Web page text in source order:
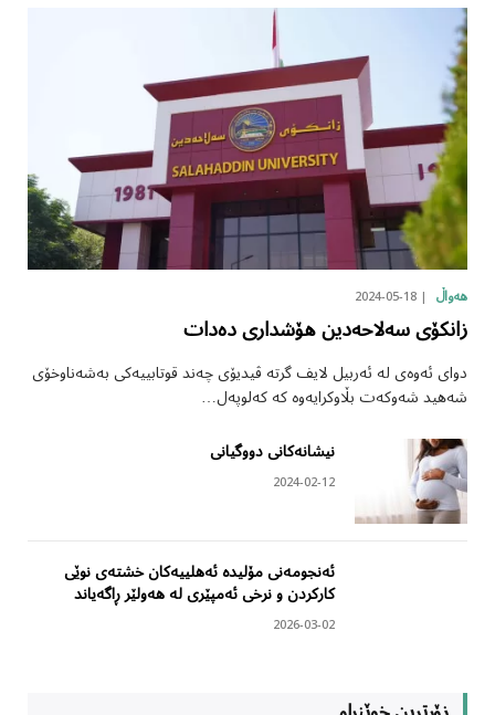
هەواڵ 2024-05-18
زانکۆی سەلاحەدین هۆشداری دەدات
دوای ئەوەی لە ئەربیل لایف گرتە ڤیدیۆی چەند قوتابییەکی بەشەناوخۆی
شەهید شەوکەت بڵاوکرایەوە کە کەلوپەل…
نیشانەکانی دووگیانی
2024-02-12
ئەنجومەنی مۆلیدە ئەهلییەکان خشتەی نوێی
کارکردن و نرخی ئەمپێری لە هەولێر ڕاگەیاند
2026-03-02